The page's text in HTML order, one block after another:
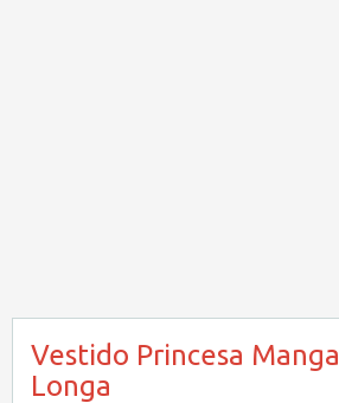
Vestido Princesa Manga
Longa